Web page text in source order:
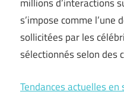
s’impose comme l’une
sollicitées par les
sélectionnés selon
Tendances actuelles